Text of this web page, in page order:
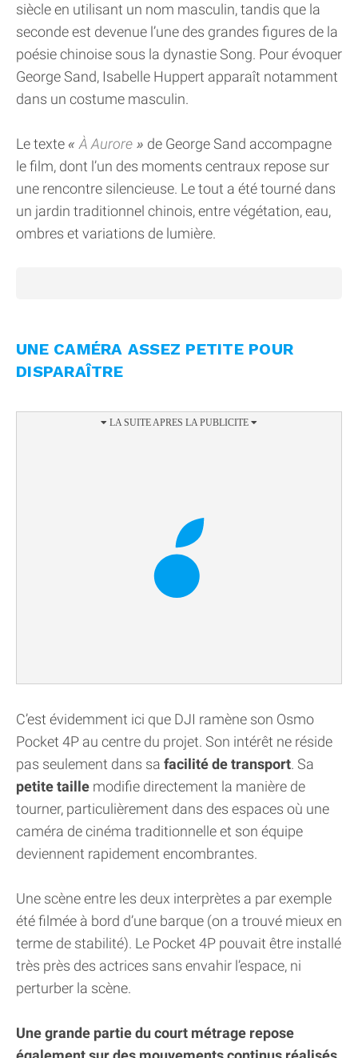
siècle en utilisant un nom masculin, tandis que la
seconde est devenue l’une des grandes figures de la
poésie chinoise sous la dynastie Song. Pour évoquer
George Sand, Isabelle Huppert apparaît notamment
dans un costume masculin.
Le texte À Aurore
de George Sand accompagne
le film, dont l’un des moments centraux repose sur
une rencontre silencieuse. Le tout a été tourné dans
un jardin traditionnel chinois, entre végétation, eau,
ombres et variations de lumière.
UNE CAMÉRA ASSEZ PETITE POUR
DISPARAÎTRE
C’est évidemment ici que DJI ramène son Osmo
Pocket 4P au centre du projet. Son intérêt ne réside
pas seulement dans sa facilité de transport. Sa
petite taille modifie directement la manière de
tourner, particulièrement dans des espaces où une
caméra de cinéma traditionnelle et son équipe
deviennent rapidement encombrantes.
Une scène entre les deux interprètes a par exemple
été filmée à bord d’une barque (on a trouvé mieux en
terme de stabilité). Le Pocket 4P pouvait être installé
très près des actrices sans envahir l’espace, ni
perturber la scène.
Une grande partie du court métrage repose